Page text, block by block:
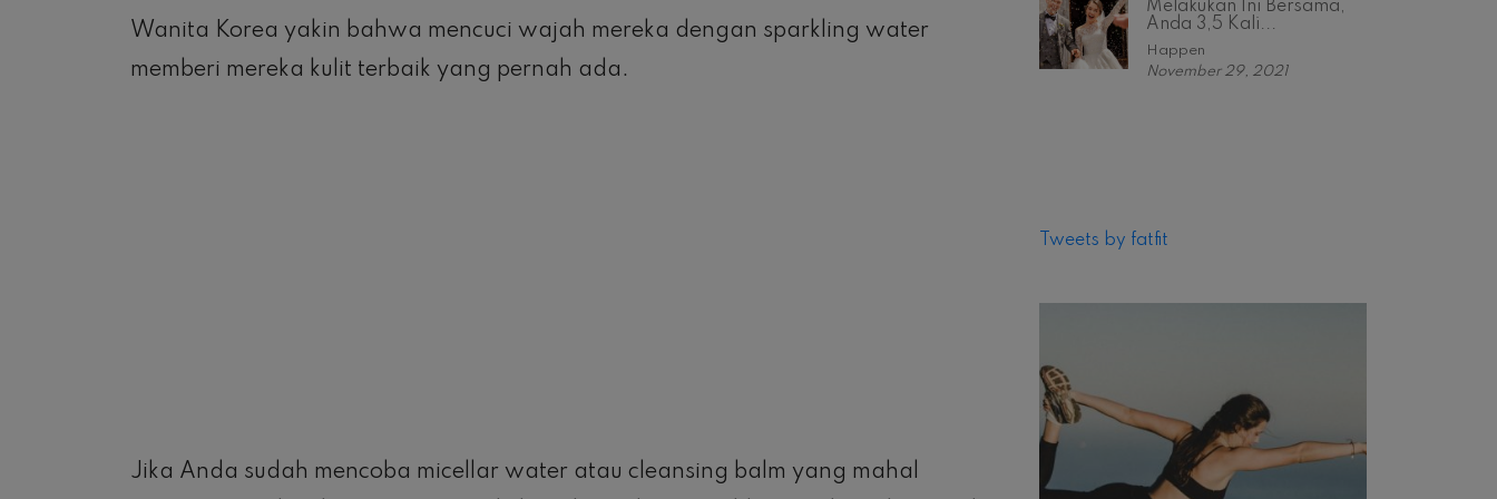
Wanita Korea yakin bahwa mencuci wajah mereka dengan sparkling water
memberi mereka kulit terbaik yang pernah ada.
Jika Anda sudah mencoba micellar water atau cleansing balm yang mahal
Melakukan Ini Bersama,
Anda 3,5 Kali...
Happen
November 29, 2021
Tweets by fatfit